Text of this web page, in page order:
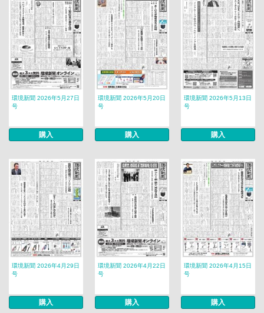
環境新聞 2026年5月27日
号
購入
環境新聞 2026年5月20日
号
購入
環境新聞 2026年5月13日
号
購入
環境新聞 2026年4月29日
号
購入
環境新聞 2026年4月22日
号
購入
環境新聞 2026年4月15日
号
購入